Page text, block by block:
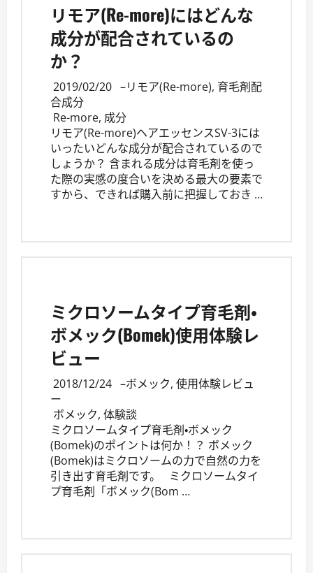
リモア(Re-more)にはどんな
成分が配合されているの
か？
2019/02/20 –リモア(Re-more), 育毛剤配
合成分
Re-more, 成分
リモア(Re-more)ヘアエッセンスSV-3には
いったいどんな成分が配合されているので
しょうか？ 含まれる成分は育毛剤を使っ
た際の実感の度合いを決める最大の要素で
すから、できれば購入前に把握しておき …
ミクロソームタイプ育毛剤・
ボメック(Bomek)使用体験レ
ビュー
2018/12/24 –ボメック, 使用体験レビュ
ー
ボメック, 体験談
ミクロソームタイプ育毛剤・ボメック
(Bomek)のポイントは何か！？ ボメック
(Bomek)はミクロソームの力で自然の力を
引き出す育毛剤です。 ミクロソームタイ
プ育毛剤「ボメック(Bom …